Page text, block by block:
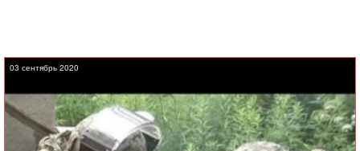
03 сентябрь 2020